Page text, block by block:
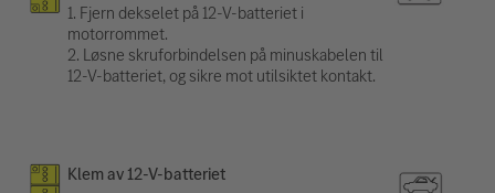
1. Fjern dekselet på 12-V-batteriet i
motorrommet.
2. Løsne skruforbindelsen på minuskabelen til
12-V-batteriet, og sikre mot utilsiktet kontakt.
Klem av 12-V-batteriet